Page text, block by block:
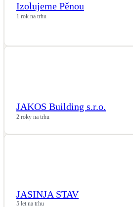
Izolujeme Pěnou
1 rok na trhu
JAKOS Building s.r.o.
2 roky na trhu
JASINJA STAV
5 let na trhu